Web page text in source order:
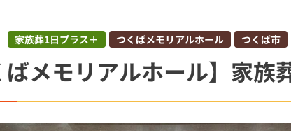
オ
土浦市
土浦市営斎場
家族葬1日プラス＋ つくばメモリアルホール つくば市
ばメモリアルホール】家族